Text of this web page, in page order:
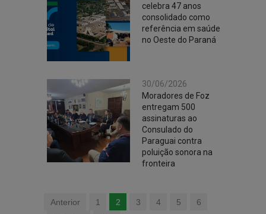
celebra 47 anos
consolidado como
referência em saúde
no Oeste do Paraná
30/06/2026
Moradores de Foz
entregam 500
assinaturas ao
Consulado do
Paraguai contra
poluição sonora na
fronteira
Anterior 1 2 3 4 5
6